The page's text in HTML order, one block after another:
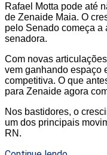
Rafael Motta pode até
de Zenaide Maia. O
pelo Senado começa a
senadora.
Com novas
vem ganhando espaço
competitiva. O que
para Zenaide agora
Nos bastidores, o
um dos principais
RN.